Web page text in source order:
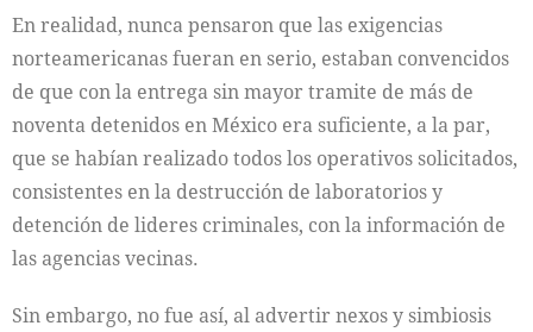
En realidad, nunca pensaron que las exigencias
norteamericanas fueran en serio, estaban convencidos
de que con la entrega sin mayor tramite de más de
noventa detenidos en México era suficiente, a la par,
que se habían realizado todos los operativos solicitados,
consistentes en la destrucción de laboratorios y
detención de lideres criminales, con la información de
las agencias vecinas.
Sin embargo, no fue así, al advertir nexos y simbiosis